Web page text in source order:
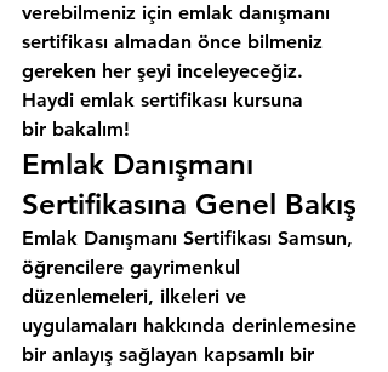
verebilmeniz için emlak danışmanı
sertifikası almadan önce bilmeniz
gereken her şeyi inceleyeceğiz.
Haydi emlak sertifikası kursuna
bir bakalım!
Emlak Danışmanı
Sertifikasına Genel Bakış
Emlak Danışmanı Sertifikası Samsun,
öğrencilere gayrimenkul
düzenlemeleri, ilkeleri ve
uygulamaları hakkında derinlemesine
bir anlayış sağlayan kapsamlı bir